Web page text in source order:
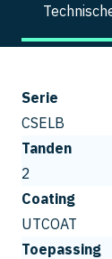
Serie
CSELB
Tanden
2
Coating
UTCOAT
Toepassing